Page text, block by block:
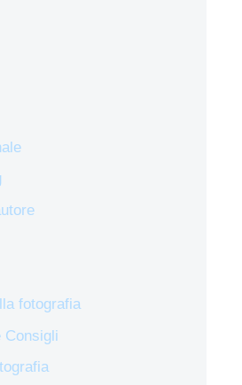
fotografia
Consigli